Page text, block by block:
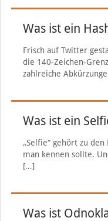
Was ist ein
Frisch auf Twitter
die 140-Zeichen-
zahlreiche
Was ist ein
„Selfie“ gehört zu
man kennen sollte.
[…]
Was ist